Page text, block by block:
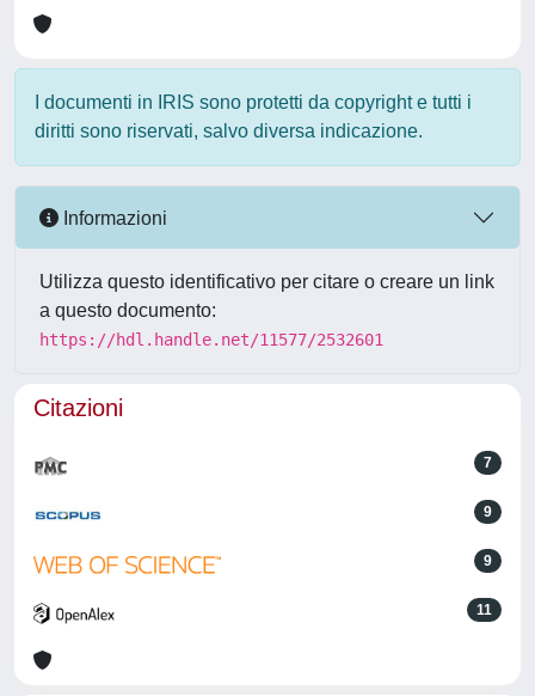
I documenti in IRIS sono protetti da copyright e tutti i
diritti sono riservati, salvo diversa indicazione.
Informazioni
Utilizza questo identificativo per citare o creare un link
a questo documento:
https://hdl.handle.net/11577/2532601
Citazioni
7
9
9
11